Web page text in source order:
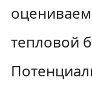
тепловой